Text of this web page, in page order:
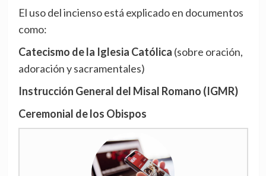
El uso del incienso está explicado en documentos
como:
Catecismo de la Iglesia Católica (sobre oración,
adoración y sacramentales)
Instrucción General del Misal Romano (IGMR)
Ceremonial de los Obispos